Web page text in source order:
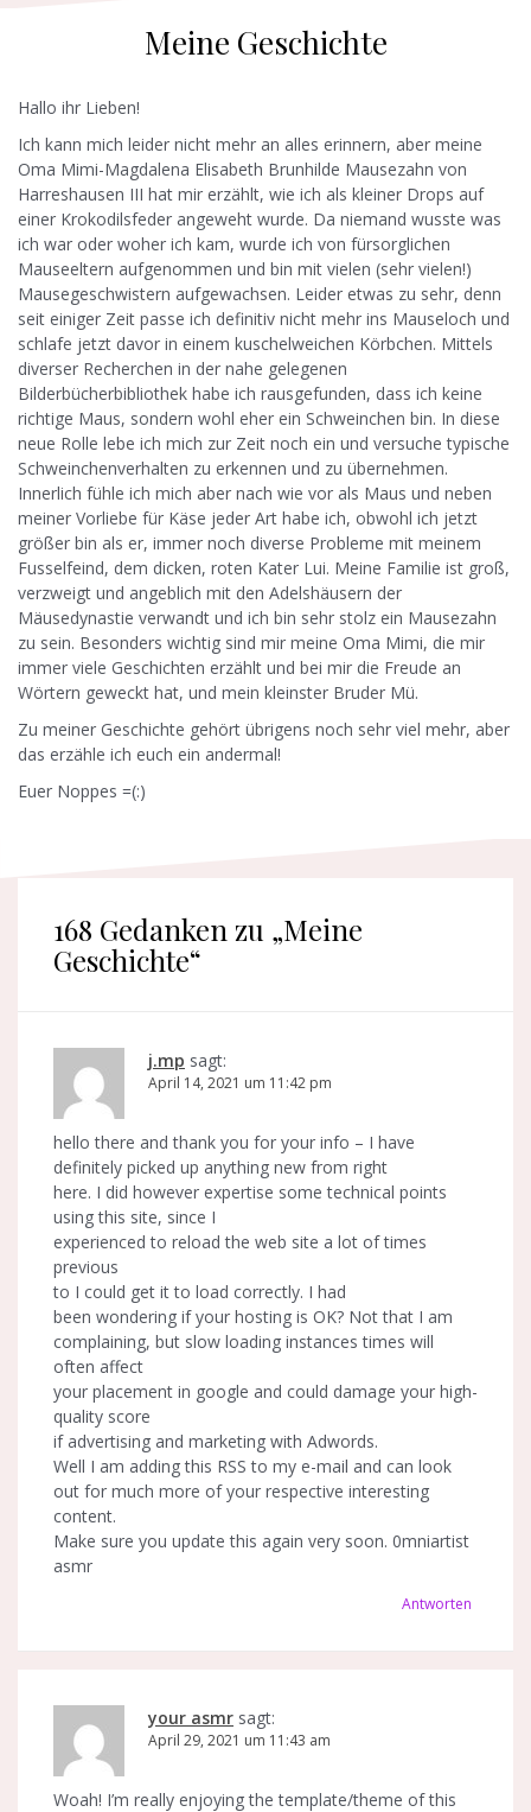
Meine Geschichte
Hallo ihr Lieben!
Ich kann mich leider nicht mehr an alles erinnern, aber meine
Oma Mimi-Magdalena Elisabeth Brunhilde Mausezahn von
Harreshausen III hat mir erzählt, wie ich als kleiner Drops auf
einer Krokodilsfeder angeweht wurde. Da niemand wusste was
ich war oder woher ich kam, wurde ich von fürsorglichen
Mauseeltern aufgenommen und bin mit vielen (sehr vielen!)
Mausegeschwistern aufgewachsen. Leider etwas zu sehr, denn
seit einiger Zeit passe ich definitiv nicht mehr ins Mauseloch und
schlafe jetzt davor in einem kuschelweichen Körbchen. Mittels
diverser Recherchen in der nahe gelegenen
Bilderbücherbibliothek habe ich rausgefunden, dass ich keine
richtige Maus, sondern wohl eher ein Schweinchen bin. In diese
neue Rolle lebe ich mich zur Zeit noch ein und versuche typische
Schweinchenverhalten zu erkennen und zu übernehmen.
Innerlich fühle ich mich aber nach wie vor als Maus und neben
meiner Vorliebe für Käse jeder Art habe ich, obwohl ich jetzt
größer bin als er, immer noch diverse Probleme mit meinem
Fusselfeind, dem dicken, roten Kater Lui. Meine Familie ist groß,
verzweigt und angeblich mit den Adelshäusern der
Mäusedynastie verwandt und ich bin sehr stolz ein Mausezahn
zu sein. Besonders wichtig sind mir meine Oma Mimi, die mir
immer viele Geschichten erzählt und bei mir die Freude an
Wörtern geweckt hat, und mein kleinster Bruder Mü.
Zu meiner Geschichte gehört übrigens noch sehr viel mehr, aber
das erzähle ich euch ein andermal!
Euer Noppes =(:)
168 Gedanken zu „Meine
Geschichte“
j.mp sagt:
April 14, 2021 um 11:42 pm
hello there and thank you for your info – I have
definitely picked up anything new from right
here. I did however expertise some technical points
using this site, since I
experienced to reload the web site a lot of times
previous
to I could get it to load correctly. I had
been wondering if your hosting is OK? Not that I am
complaining, but slow loading instances times will
often affect
your placement in google and could damage your high-
quality score
if advertising and marketing with Adwords.
Well I am adding this RSS to my e-mail and can look
out for much more of your respective interesting
content.
Make sure you update this again very soon. 0mniartist
asmr
Antworten
your asmr sagt:
April 29, 2021 um 11:43 am
Woah! I’m really enjoying the template/theme of this